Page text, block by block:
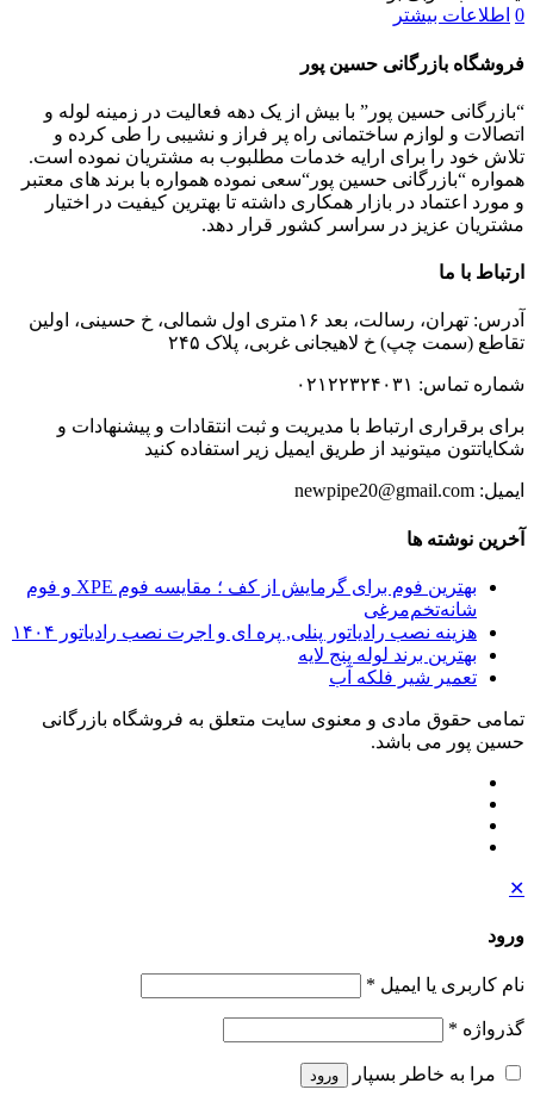
0 اطلاعات بیشتر
فروشگاه بازرگانی حسین پور
“بازرگانی حسین پور” با بیش از یک دهه فعالیت در زمینه لوله و
اتصالات و لوازم ساختمانی راه پر فراز و نشیبی را طی کرده و
تلاش خود را برای ارایه خدمات مطلبوب به مشتریان نموده است.
همواره “بازرگانی حسین پور“سعی نموده همواره با برند های معتبر
و مورد اعتماد در بازار همکاری داشته تا بهترین کیفیت در اختیار
مشتریان عزیز در سراسر کشور قرار دهد.
ارتباط با ما
آدرس: تهران، رسالت، بعد ۱۶متری اول شمالی، خ حسینی، اولین
تقاطع (سمت چپ) خ لاهیجانی غربی، پلاک ۲۴۵
شماره تماس: ۰۲۱۲۲۳۲۴۰۳۱
برای برقراری ارتباط با مدیریت و ثبت انتقادات و پیشنهادات و
شکایاتتون میتونید از طریق ایمیل زیر استفاده کنید
ایمیل: newpipe20@gmail.com
آخرین نوشته ها
بهترین فوم برای گرمایش از کف ؛ مقایسه فوم XPE و فوم
شانه‌تخم‌مرغی
هزینه نصب رادیاتور پنلی, پره ای و اجرت نصب رادیاتور ۱۴۰۴
بهترین برند لوله پنج لایه
تعمیر شیر فلکه آب
تمامی حقوق مادی و معنوی سایت متعلق به فروشگاه بازرگانی
حسین پور می باشد.
✕
ورود
نام کاربری یا ایمیل *
گذرواژه *
مرا به خاطر بسپار ورود